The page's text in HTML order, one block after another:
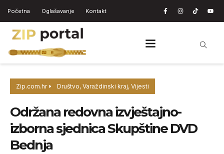
Početna Oglašavanje Kontakt
Zip.com.hr Društvo, Varaždinski kraj, Vijesti
Održana redovna izvještajno-
izborna sjednica Skupštine DVD
Bednja